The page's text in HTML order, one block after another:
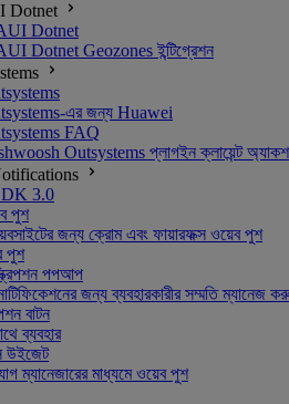
Dotnet
Dotnet
Dotnet Geozones ইন্টিগ্রেশন
এর জন্য Huawei
FAQ
Outsystems প্লাগইন ক্লায়েন্ট
3.0
পুশ
জন্য ক্রোম এবং ফায়ারফক্স ওয়েব পুশ
পুশ
পপআপ
জন্য ব্যবহারকারীর সম্মতি ম্যানেজ
বাটন
ব্যবহার
উইজেট
ম্যানেজারের মাধ্যমে ওয়েব পুশ